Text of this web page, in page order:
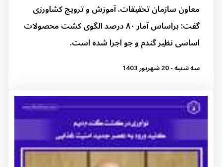
معاون سازمان تحقیقات، آموزش و ترویج کشاورزی
گفت: براساس آمار ۸۰ درصد الگوی کشت محصولات
اساسی نظیر گندم و جو اجرا شده است.
سه شنبه - 20 شهریور 1403